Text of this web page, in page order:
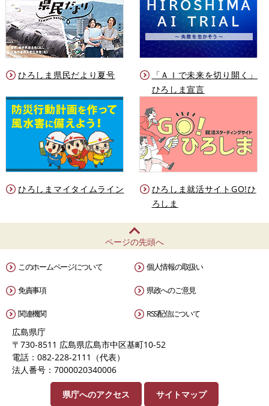
ひろしま県民だより夏号
「ＡＩで未来を切り開く」
ひろしま宣言
ひろしまマイタイムライン
ひろしま就活サイトGO!ひ
ろしま
ページの先頭へ
このホームページについて 個人情報の取扱い
免責事項 県政へのご意見
関連機関 RSS配信について
広島県庁
〒730-8511 広島県広島市中区基町10-52
電話：082-228-2111（代表）
法人番号：7000020340006
県庁へのアクセス サイトマップ